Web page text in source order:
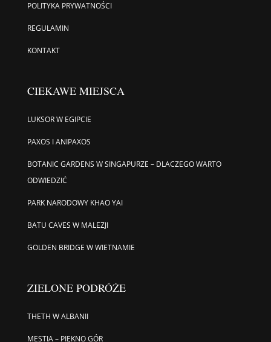
POLITYKA PRYWATNOŚCI
REGULAMIN
KONTAKT
CIEKAWE MIEJSCA
LUKSOR W EGIPCIE
PAXOS I ANIPAXOS
BOTANIC GARDENS W SINGAPURZE – DLACZEGO WARTO
ODWIEDZIĆ
PARK NARODOWY KHAO YAI
BATU CAVES W MALEZJI
GOLDEN BRIDGE W WIETNAMIE
ZIELONE PODRÓŻE
THETH W ALBANII
MESTIA – PIĘKNO GÓR